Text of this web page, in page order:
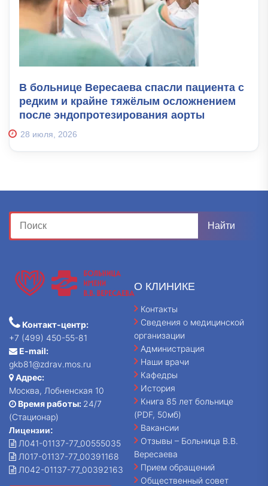
В больнице Вересаева спасли пациента с
редким и крайне тяжёлым осложнением
после эндопротезирования аорты
28 июля, 2026
Контакт-центр:
+7 (499) 450-55-81
E-mail:
gkb81@zdrav.mos.ru
Адрес:
Москва, Лобненская 10
Время работы: 24/7
(Стационар)
Лицензии:
Л041-01137-77_00555035
Л017-01137-77_00391168
Л042-01137-77_00392163
О КЛИНИКЕ
Контакты
Сведения о медицинской
организации
Администрация
Наши врачи
Кафедры
История
Книга 85 лет больнице
(PDF, 50мб)
Вакансии
Отзывы – Больница В.В.
Вересаева
Прием обращений
Общественный совет